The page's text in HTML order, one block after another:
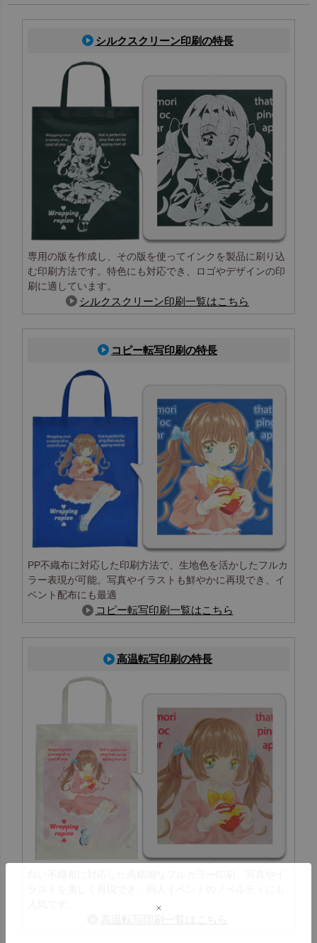
シルクスクリーン印刷の特長
専用の版を作成し、その版を使ってインクを製品に刷り込
む印刷方法です。特色にも対応でき、ロゴやデザインの印
刷に適しています。
シルクスクリーン印刷一覧はこちら
コピー転写印刷の特長
PP不織布に対応した印刷方法で、生地色を活かしたフルカ
ラー表現が可能。写真やイラストも鮮やかに再現でき、イ
ベント配布にも最適
コピー転写印刷一覧はこちら
高温転写印刷の特長